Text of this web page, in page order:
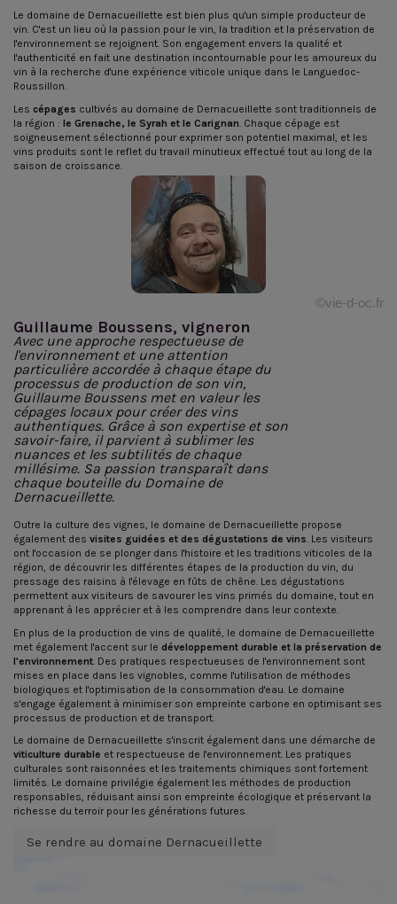
Le domaine de Dernacueillette est bien plus qu'un simple producteur de
vin. C'est un lieu où la passion pour le vin, la tradition et la préservation de
l'environnement se rejoignent. Son engagement envers la qualité et
l'authenticité en fait une destination incontournable pour les amoureux du
vin à la recherche d'une expérience viticole unique dans le Languedoc-
Roussillon.
Les cépages cultivés au domaine de Dernacueillette sont traditionnels de
la région : le Grenache, le Syrah et le Carignan . Chaque cépage est
soigneusement sélectionné pour exprimer son potentiel maximal, et les
vins produits sont le reflet du travail minutieux effectué tout au long de la
saison de croissance.
©vie-d-oc.fr
Guillaume Boussens, vigneron
Avec une approche respectueuse de
l'environnement et une attention
particulière accordée à chaque étape du
processus de production de son vin,
Guillaume Boussens met en valeur les
cépages locaux pour créer des vins
authentiques. Grâce à son expertise et son
savoir-faire, il parvient à sublimer les
nuances et les subtilités de chaque
millésime. Sa passion transparaît dans
chaque bouteille du Domaine de
Dernacueillette.
Outre la culture des vignes, le domaine de Dernacueillette propose
également des visites guidées et des dégustations de vins. Les visiteurs
ont l'occasion de se plonger dans l'histoire et les traditions viticoles de la
région, de découvrir les différentes étapes de la production du vin, du
pressage des raisins à l'élevage en fûts de chêne. Les dégustations
permettent aux visiteurs de savourer les vins primés du domaine, tout en
apprenant à les apprécier et à les comprendre dans leur contexte.
En plus de la production de vins de qualité, le domaine de Dernacueillette
met également l'accent sur le développement durable et la préservation de
l'environnement . Des pratiques respectueuses de l'environnement sont
mises en place dans les vignobles, comme l'utilisation de méthodes
biologiques et l'optimisation de la consommation d'eau. Le domaine
s'engage également à minimiser son empreinte carbone en optimisant ses
processus de production et de transport.
Le domaine de Dernacueillette s'inscrit également dans une démarche de
viticulture durable et respectueuse de l'environnement. Les pratiques
culturales sont raisonnées et les traitements chimiques sont fortement
limités. Le domaine privilégie également les méthodes de production
responsables, réduisant ainsi son empreinte écologique et préservant la
richesse du terroir pour les générations futures.
Se rendre au domaine Dernacueillette